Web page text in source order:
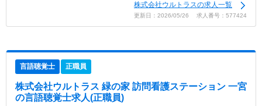
株式会社ウルトラスの求人一覧
更新日：2026/05/26 求人番号：577424
言語聴覚士 正職員
株式会社ウルトラス 緑の家 訪問看護ステーション 一宮
の言語聴覚士求人(正職員)